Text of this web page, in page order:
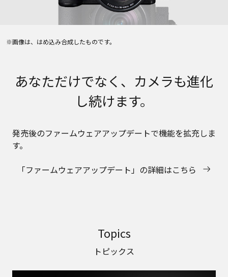
※画像は、はめ込み合成したものです。
あなただけでなく、カメラも進化
し続けます。
発売後のファームウェアアップデートで機能を拡充しま
す。
「ファームウェアアップデート」の詳細はこちら
Topics
トピックス